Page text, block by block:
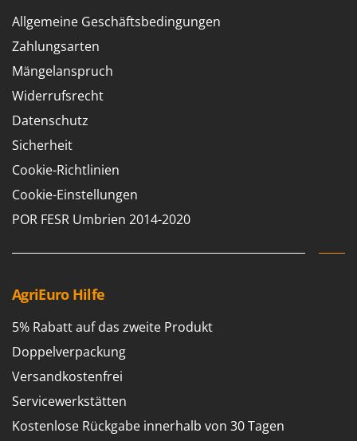
Allgemeine Geschäftsbedingungen
Zahlungsarten
Mängelanspruch
Widerrufsrecht
Datenschutz
Sicherheit
Cookie-Richtlinien
Cookie-Einstellungen
POR FESR Umbrien 2014-2020
AgriEuro Hilfe
5% Rabatt auf das zweite Produkt
Doppelverpackung
Versandkostenfrei
Servicewerkstätten
Kostenlose Rückgabe innerhalb von 30 Tagen